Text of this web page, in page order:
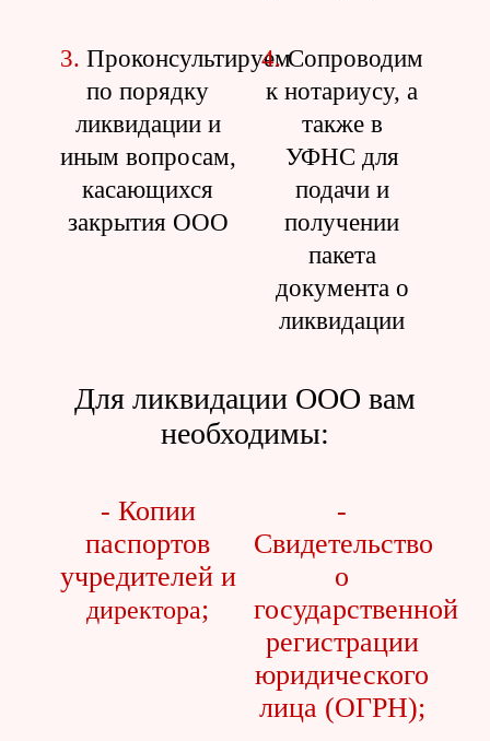
3. Проконсультируем
по порядку
ликвидации и
иным вопросам,
касающихся
закрытия ООО
4.Сопроводим
к нотариусу, а
также в
УФНС для
подачи и
получении
пакета
документа о
ликвидации
Для ликвидации ООО вам
необходимы:
- Копии
паспортов
учредителей и
директора;
-
Свидетельство
о
государственной
регистрации
юридического
лица (ОГРН);